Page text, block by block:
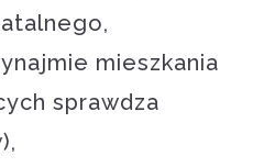
mieszkania
sprawdza